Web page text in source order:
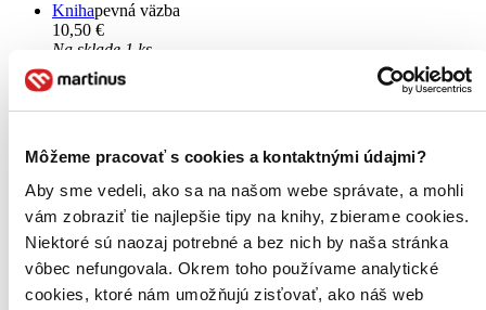
Môžeme pracovať s cookies a kontaktnými údajmi?
Aby sme vedeli, ako sa na našom webe správate, a mohli
vám zobraziť tie najlepšie tipy na knihy, zbierame cookies.
Niektoré sú naozaj potrebné a bez nich by naša stránka
vôbec nefungovala. Okrem toho používame analytické
cookies, ktoré nám umožňujú zisťovať, ako náš web
Knihapevná väzba
10,50 €
Na sklade 1 ks
Túto knihu máme síce aktuálne na sklade, máme však už iba
posledné kusy. Ak ju chcete mať rýchlo, ponáhľajte sa!
Dodanie ďalších môže trvať dlhšie, zvyčajne do štyroch dní.
Vložiť do košíka
mierne opotrebovaná
Túto knihu sme vykúpili cez
Knihovrátok
a je mierne
opotrebovaná.Na tejto knihe už síce poznať, že ju niekto
čítal, môže jej chýbať prebal, nie je však poškodená tak, aby
to akokoľvek znižovalo zážitok z jej obsahu. Knihu sme
označili nálepkou, ktorá môže na niektorých obaloch